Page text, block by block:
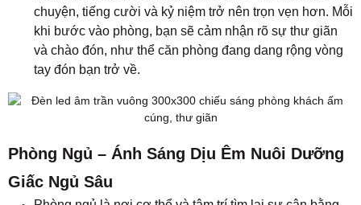
chuyện, tiếng cười và kỷ niệm trở nên trọn vẹn hơn. Mỗi
khi bước vào phòng, bạn sẽ cảm nhận rõ sự thư giãn
và chào đón, như thể căn phòng đang dang rộng vòng
tay đón bạn trở về.
Phòng Ngủ – Ánh Sáng Dịu Êm Nuôi Dưỡng
Giấc Ngủ Sâu